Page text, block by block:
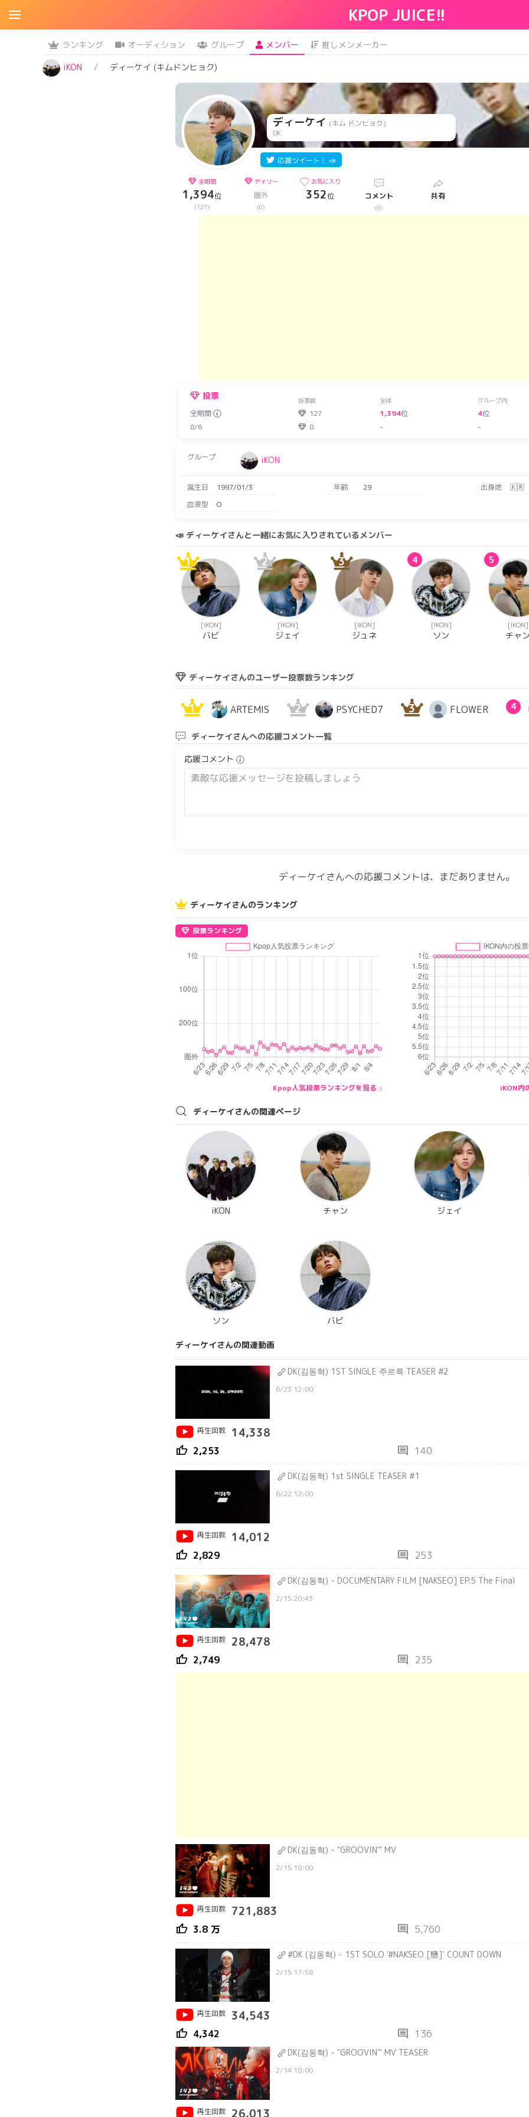
KPOP JUICE!!
ランキング オーディション グループ メンバー
推しメンメーカー
iKON
ディーケイ (キムドンヒョク)
ディーケイ (キム ドンヒョク)
DK
応援ツイート！ 📣
全期間
1,394位
(127)
デイリー
圏外
(0)
お気に入り
352位 コメント
(0)
共有
投票 投票数 全体 グループ内
全期間 127 1,394位 4位
8/6
0 - -
グループ iKON
誕生日 1997/01/3 年齢 29 出身地
🇰🇷
血液型
O
📣 ディーケイさんと一緒にお気に入りされているメンバー
1
[IKON]
バビ
2
[IKON]
ジェイ
3
[IKON]
ジュネ
4
[IKON]
ソン
5
[IKON]
チャ
ディーケイさんのユーザー投票数ランキング
1 ARTEMIS 2 PSYCHED7 3 FLOWER 4
ディーケイさんへの応援コメント一覧
応援コメント
ディーケイさんへの応援コメントは、まだありません。
ディーケイさんのランキング
投票ランキング
Kpop人気投票ランキングを見る iKON内
ディーケイさんの関連ページ
iKON チャン ジェイ
ソン バビ
ディーケイさんの関連動画
DK(김동혁) 1ST SINGLE 주르륵 TEASER #2
6/23 12:00
再生回数 14,338
thumb_up 2,253 comment 140
DK(김동혁) 1st SINGLE TEASER #1
6/22 12:00
再生回数 14,012
thumb_up 2,829 comment 253
DK(김동혁) - DOCUMENTARY FILM [NAKSEO] EP.5 The Final
2/15 20:43
再生回数 28,478
thumb_up 2,749 comment 235
DK(김동혁) - "GROOVIN'" MV
2/15 18:00
再生回数 721,883
thumb_up 3.8 万 comment 5,760
#DK (김동혁) - 1ST SOLO '#NAKSEO [戀]' COUNT DOWN
2/15 17:58
再生回数 34,543
thumb_up 4,342 comment 136
DK(김동혁) - "GROOVIN'" MV TEASER
2/14 18:00
再生回数 26,013